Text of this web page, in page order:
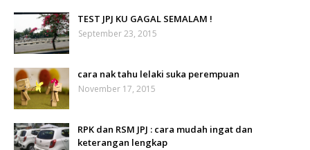
TEST JPJ KU GAGAL SEMALAM !
September 23, 2015
cara nak tahu lelaki suka perempuan
November 17, 2015
RPK dan RSM JPJ : cara mudah ingat dan
keterangan lengkap